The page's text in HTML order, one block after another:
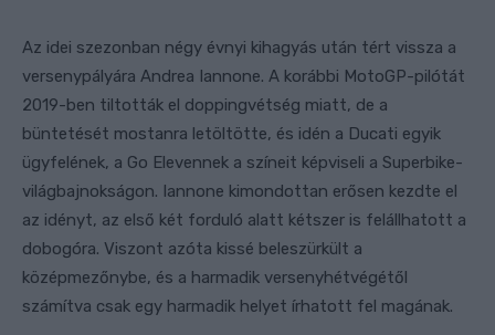
Az idei szezonban négy évnyi kihagyás után tért vissza a
versenypályára Andrea Iannone. A korábbi MotoGP-pilótát
2019-ben tiltották el doppingvétség miatt, de a
büntetését mostanra letöltötte, és idén a Ducati egyik
ügyfelének, a Go Elevennek a színeit képviseli a Superbike-
világbajnokságon. Iannone kimondottan erősen kezdte el
az idényt, az első két forduló alatt kétszer is felállhatott a
dobogóra. Viszont azóta kissé beleszürkült a
középmezőnybe, és a harmadik versenyhétvégétől
számítva csak egy harmadik helyet írhatott fel magának.